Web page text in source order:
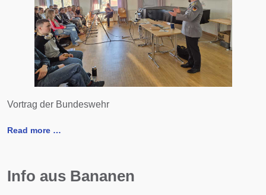
Vortrag der Bundeswehr
Read more …
Info aus Bananen